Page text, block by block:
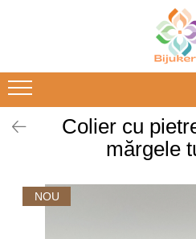
Colier cu
mărgele
NOU